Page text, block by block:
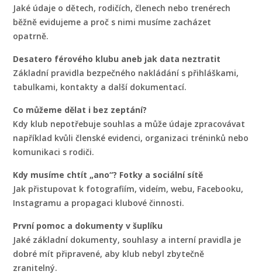
Jaké údaje o dětech, rodičích, členech nebo trenérech
běžně evidujeme a proč s nimi musíme zacházet
opatrně.
Desatero férového klubu aneb jak data neztratit
Základní pravidla bezpečného nakládání s přihláškami,
tabulkami, kontakty a další dokumentací.
Co můžeme dělat i bez zeptání?
Kdy klub nepotřebuje souhlas a může údaje zpracovávat
například kvůli členské evidenci, organizaci tréninků nebo
komunikaci s rodiči.
Kdy musíme chtít „ano“? Fotky a sociální sítě
Jak přistupovat k fotografiím, videím, webu, Facebooku,
Instagramu a propagaci klubové činnosti.
První pomoc a dokumenty v šuplíku
Jaké základní dokumenty, souhlasy a interní pravidla je
dobré mít připravené, aby klub nebyl zbytečně
zranitelný.